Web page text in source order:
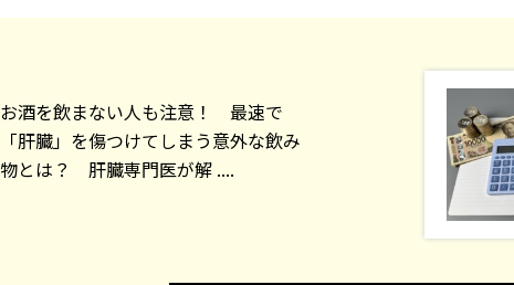
お酒を飲まない人も注意！ 最速で
「肝臓」を傷つけてしまう意外な飲み
物とは？ 肝臓専門医が解 ....